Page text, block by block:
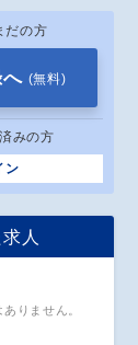
だの方
(無料)
みの方
ン
人
りません。